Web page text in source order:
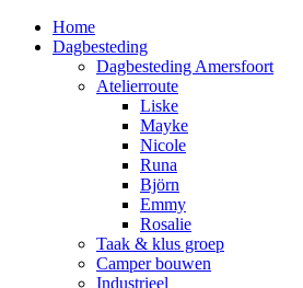
Home
Dagbesteding
Dagbesteding Amersfoort
Atelierroute
Liske
Mayke
Nicole
Runa
Björn
Emmy
Rosalie
Taak & klus groep
Camper bouwen
Industrieel